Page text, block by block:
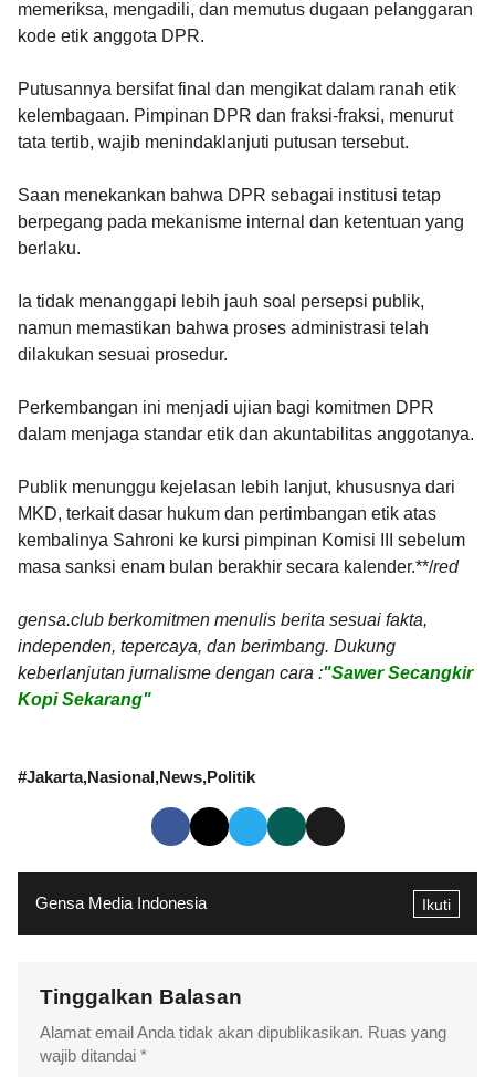
memeriksa, mengadili, dan memutus dugaan pelanggaran
kode etik anggota DPR.
Putusannya bersifat final dan mengikat dalam ranah etik
kelembagaan. Pimpinan DPR dan fraksi-fraksi, menurut
tata tertib, wajib menindaklanjuti putusan tersebut.
Saan menekankan bahwa DPR sebagai institusi tetap
berpegang pada mekanisme internal dan ketentuan yang
berlaku.
Ia tidak menanggapi lebih jauh soal persepsi publik,
namun memastikan bahwa proses administrasi telah
dilakukan sesuai prosedur.
Perkembangan ini menjadi ujian bagi komitmen DPR
dalam menjaga standar etik dan akuntabilitas anggotanya.
Publik menunggu kejelasan lebih lanjut, khususnya dari
MKD, terkait dasar hukum dan pertimbangan etik atas
kembalinya Sahroni ke kursi pimpinan Komisi III sebelum
masa sanksi enam bulan berakhir secara kalender.**/red
gensa.club berkomitmen menulis berita sesuai fakta,
independen, tepercaya, dan berimbang. Dukung
keberlanjutan jurnalisme dengan cara :"Sawer Secangkir
Kopi Sekarang"
#Jakarta Nasional News Politik
Gensa Media Indonesia Ikuti
Tinggalkan Balasan
Alamat email Anda tidak akan dipublikasikan. Ruas yang
wajib ditandai *